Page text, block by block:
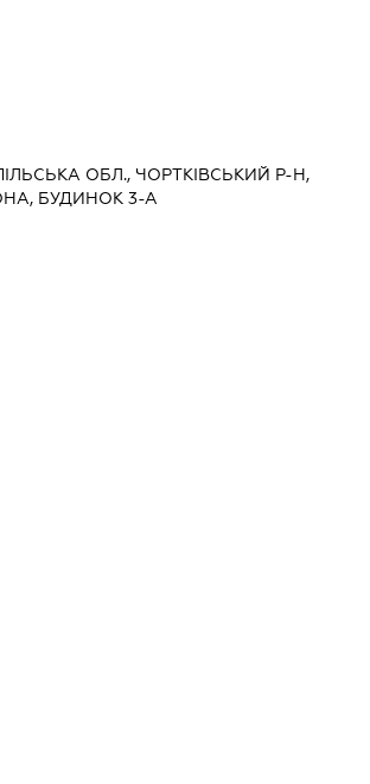
ОБЛ., ЧОРТКІВСЬКИЙ Р-Н,
БУДИНОК 3-А